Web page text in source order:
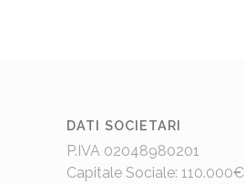
DATI SOCIETARI
P.IVA 02048980201
Capitale Sociale: 110.000€